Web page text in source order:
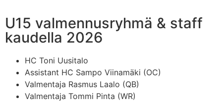
U15 valmennusryhmä & staff
kaudella 2026
HC Toni Uusitalo
Assistant HC Sampo Viinamäki (OC)
Valmentaja Rasmus Laalo (QB)
Valmentaja Tommi Pinta (WR)